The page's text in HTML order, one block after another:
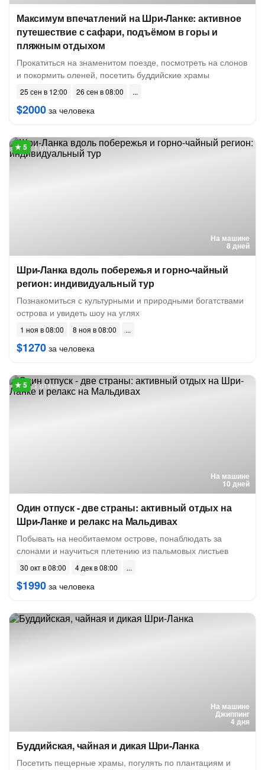
Максимум впечатлений на Шри-Ланке: активное
путешествие с сафари, подъёмом в горы и
пляжным отдыхом
Прокатиться на знаменитом поезде, посмотреть на слонов
и покормить оленей, посетить буддийские храмы
25 сен в 12:00 26 сен в 08:00
$2000 за человека
На машине
8 дней
1 отзыв
Шри-Ланка вдоль побережья и горно-чайный
регион: индивидуальный тур
Познакомиться с культурными и природными богатствами
острова и увидеть шоу на углях
1 ноя в 08:00 8 ноя в 08:00
$1270 за человека
На машине
10 дней
1 отзыв
Один отпуск - две страны: активный отдых на
Шри-Ланке и релакс на Мальдивах
Побывать на необитаемом острове, понаблюдать за
слонами и научиться плетению из пальмовых листьев
30 окт в 08:00 4 дек в 08:00
$1990 за человека
На машине
Джиппинг
4 дня
Буддийская, чайная и дикая Шри-Ланка
Посетить пещерные храмы, погулять по плантациям и